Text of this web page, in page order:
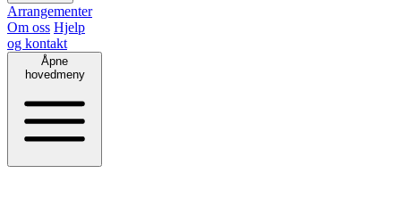
Arrangementer
Om oss Hjelp
og kontakt
Åpne
hovedmeny